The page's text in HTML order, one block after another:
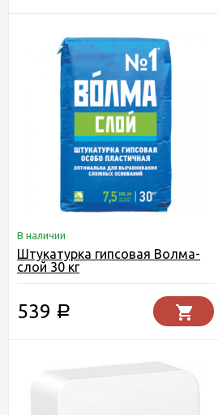
В наличии
Штукатурка гипсовая Волма-
слой 30 кг
539 Р